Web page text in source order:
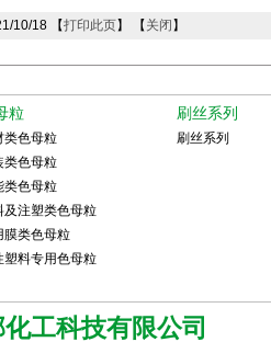
10/18 【打印此页】 【 关闭 】
粒
类色母粒
类色母粒
类色母粒
及注塑类色母粒
膜类色母粒
塑料专用色母粒
刷丝系列
刷丝系列
工科技有限公司